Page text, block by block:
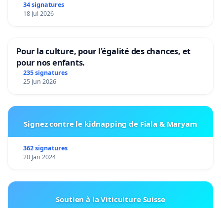
34 signatures
18 Jul 2026
Pour la culture, pour l'égalité des chances, et
pour nos enfants.
235 signatures
25 Jun 2026
Signez contre le kidnapping de Fiala & Maryam
362 signatures
20 Jan 2024
Soutien à la Viticulture Suisse